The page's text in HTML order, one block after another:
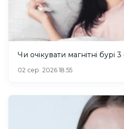
Чи очікувати магнітні бурі
02 сер. 2026 18:55